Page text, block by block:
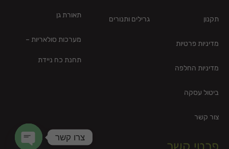
תקנון
מדיניות פרטיות
מדיניות החלפה
ביטול עסקה
צור קשר
גרילים ותנורים תאורת גן
מערכות סולאריות –
תחנת כח ניידת
צרו קשר